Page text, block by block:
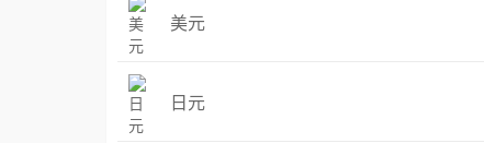
美元
日元